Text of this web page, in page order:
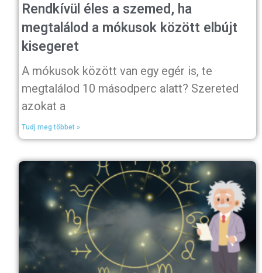
Rendkívül éles a szemed, ha
megtalálod a mókusok között elbújt
kisegeret
A mókusok között van egy egér is, te
megtalálod 10 másodperc alatt? Szereted
azokat a
Tudj meg többet »